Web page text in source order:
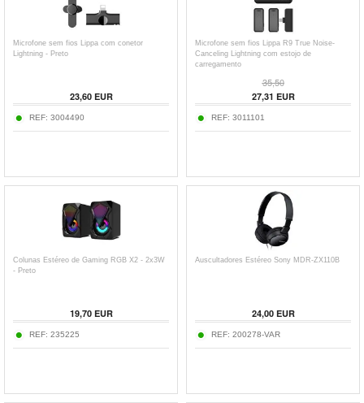
Microfone sem fios Lippa com conetor
Lightning - Preto
23,60EUR
REF: 3004490
Microfone sem fios Lippa R9 True Noise-
Canceling Lightning com estojo de
carregamento
35,50
27,31 EUR
REF: 3011101
Colunas Estéreo de Gaming RGB X2 - 2x3W
- Preto
19,70EUR
REF: 235225
Auscultadores Estéreo Sony MDR-ZX110B
24,00EUR
REF: 200278-VAR